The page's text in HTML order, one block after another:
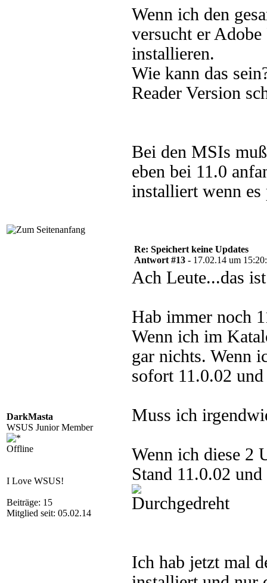
Wenn ich den
versucht er
installieren.
Wie kann das
Reader Version
Bei den MSIs
eben bei 11.0
installiert wenn es
DarkMasta
WSUS Junior Member
Offline
I Love WSUS!
Beiträge: 15
Mitglied seit: 05.02.14
Re: Speichert keine Updates
Antwort #13 - 17.02.14 um
Ach Leute...das
Hab immer noch
Wenn ich im
gar nichts. Wenn
sofort 11.0.02
Muss ich
Wenn ich diese 2
Stand 11.0.02
Ich hab jetzt mal